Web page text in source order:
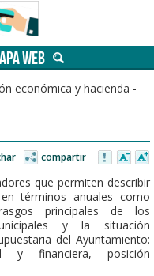
WEB
económica y hacienda -
compartir
que permiten describir
términos anuales como
principales de los
y la situación
del Ayuntamiento:
y financiera, posición